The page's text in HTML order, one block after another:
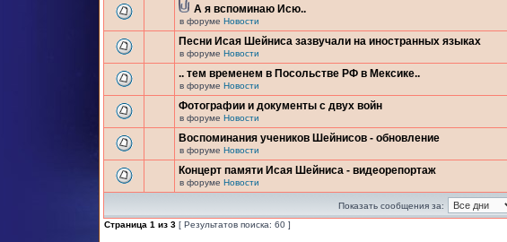
А я вспоминаю Исю..
в форуме Новости
Песни Исая Шейниса зазвучали на иностранных языках
в форуме Новости
.. тем временем в Посольстве РФ в Мексике..
в форуме Новости
Фотографии и документы с двух войн
в форуме Новости
Воспоминания учеников Шейнисов - обновление
в форуме Новости
Концерт памяти Исая Шейниса - видеорепортаж
в форуме Новости
Показать сообщения за:
Страница 1 из 3 [ Результатов поиска: 60 ]